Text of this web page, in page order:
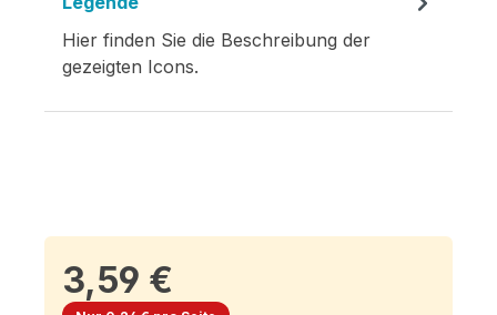
Hier finden Sie die Beschreibung der
gezeigten Icons.
3,59 €